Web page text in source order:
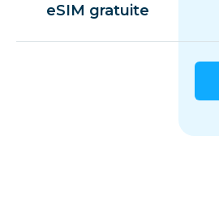
eSIM gratuite